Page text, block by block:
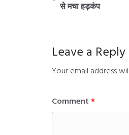
से मचा हड़कंप
Leave a Reply
Your email address
Comment *